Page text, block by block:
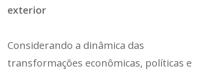
exterior
Considerando a dinâmica das
transformações econômicas, políticas e